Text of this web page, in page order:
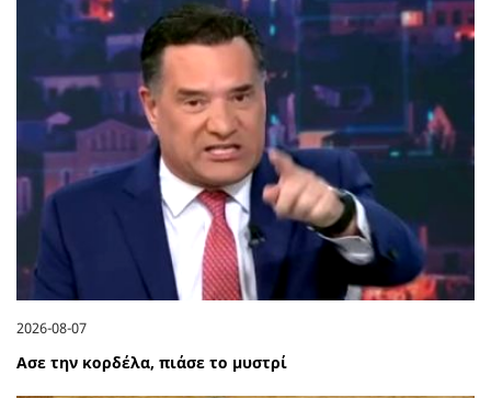
2026-08-07
Ασε την κορδέλα, πιάσε το μυστρί